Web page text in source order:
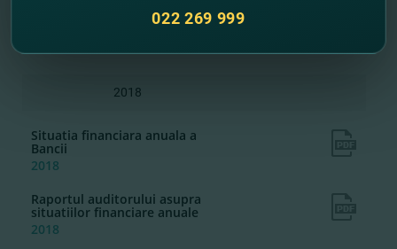
Raportul anual al Bancii 2019
2018
Situatia financiara anuala a
Bancii
2018
Raportul auditorului asupra
situatiilor financiare anuale
2018
022 269 999